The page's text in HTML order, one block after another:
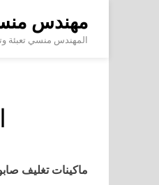
content
مهندس
المهندس منسي تعبئة وتغليف 01211116954 – 01211116955 – 01211116956 –
ماكينات تغليف صابون تواليت